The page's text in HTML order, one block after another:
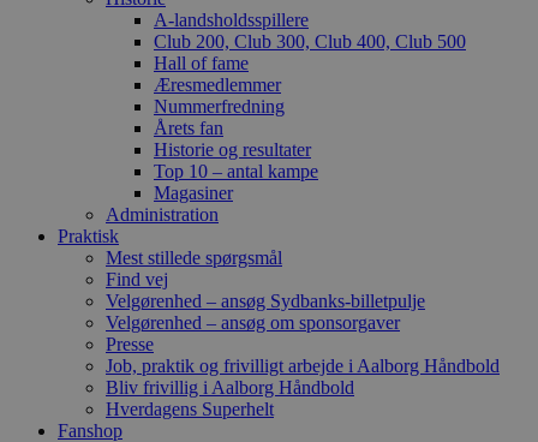
A-landsholdsspillere
Club 200, Club 300, Club 400, Club 500
Hall of fame
Æresmedlemmer
Nummerfredning
Årets fan
Historie og resultater
Top 10 – antal kampe
Magasiner
Administration
Praktisk
Mest stillede spørgsmål
Find vej
Velgørenhed – ansøg Sydbanks-billetpulje
Velgørenhed – ansøg om sponsorgaver
Presse
Job, praktik og frivilligt arbejde i Aalborg Håndbold
Bliv frivillig i Aalborg Håndbold
Hverdagens Superhelt
Fanshop